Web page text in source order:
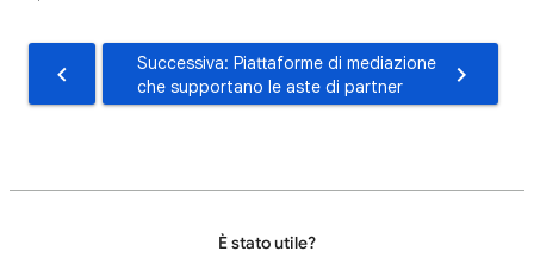
Successiva: Piattaforme di mediazione
che supportano le aste di partner
È stato utile?